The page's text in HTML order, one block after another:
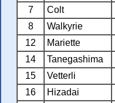
7
Colt
8
Walkyrie
12
Mariette
14
Tanegashima
15
Vetterli
16
Hizadai